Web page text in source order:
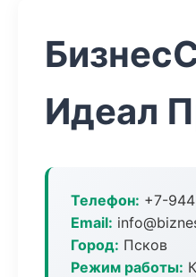
Идеал
Телефон: +7-
Email:
Город: Псков
Режим работы: